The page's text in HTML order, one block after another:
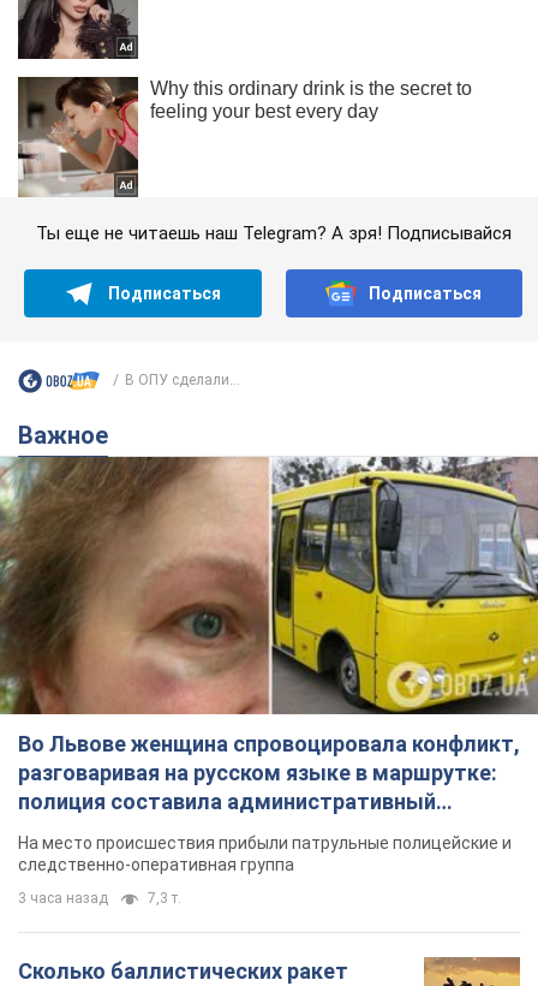
Ты еще не читаешь наш Telegram? А зря! Подписывайся
Подписаться Подписаться
В ОПУ сделали...
Важное
Во Львове женщина спровоцировала конфликт,
разговаривая на русском языке в маршрутке:
полиция составила административный
протокол. Видео
На место происшествия прибыли патрульные полицейские и
следственно-оперативная группа
3 часа назад 7,3 т.
Сколько баллистических ракет